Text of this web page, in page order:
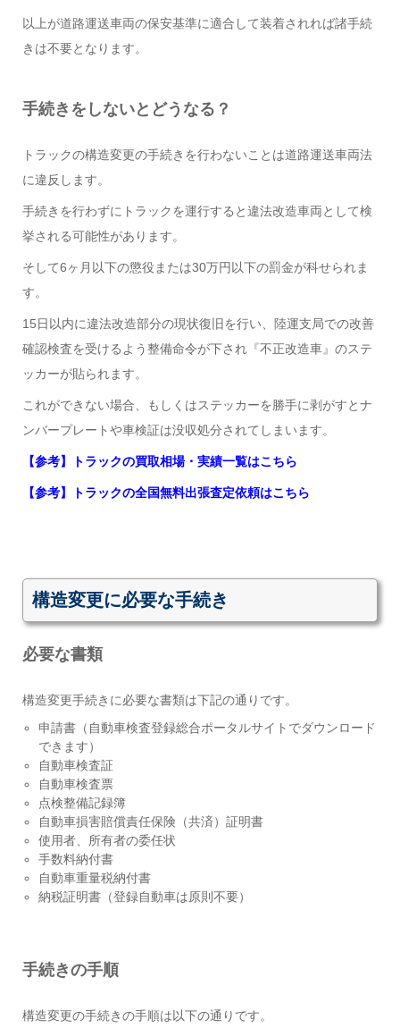
以上が道路運送車両の保安基準に適合して装着されれば諸手続
きは不要となります。
手続きをしないとどうなる？
トラックの構造変更の手続きを行わないことは道路運送車両法
に違反します。
手続きを行わずにトラックを運行すると違法改造車両として検
挙される可能性があります。
そして6ヶ月以下の懲役または30万円以下の罰金が科せられま
す。
15日以内に違法改造部分の現状復旧を行い、陸運支局での改善
確認検査を受けるよう整備命令が下され『不正改造車』のステ
ッカーが貼られます。
これができない場合、もしくはステッカーを勝手に剥がすとナ
ンバープレートや車検証は没収処分されてしまいます。
【参考】トラックの買取相場・実績一覧はこちら
【参考】トラックの全国無料出張査定依頼はこちら
構造変更に必要な手続き
必要な書類
構造変更手続きに必要な書類は下記の通りです。
申請書（自動車検査登録総合ポータルサイトでダウンロード
できます）
自動車検査証
自動車検査票
点検整備記録簿
自動車損害賠償責任保険（共済）証明書
使用者、所有者の委任状
手数料納付書
自動車重量税納付書
納税証明書（登録自動車は原則不要）
手続きの手順
構造変更の手続きの手順は以下の通りです。